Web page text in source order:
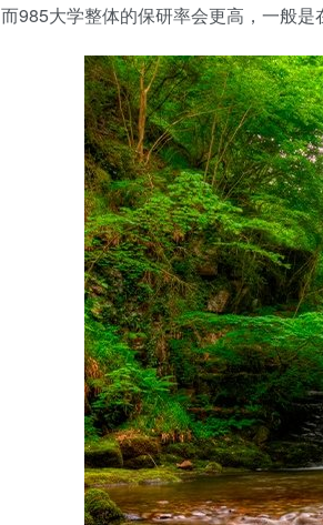
而985大学整体的保研率会更高，一般是